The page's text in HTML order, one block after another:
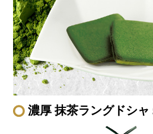
濃厚 抹茶ラングドシャ